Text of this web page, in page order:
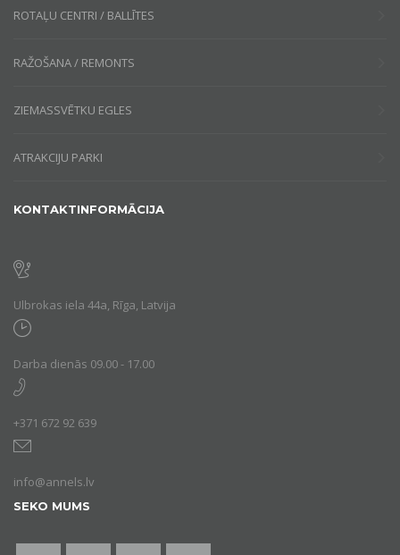
ROTAĻU CENTRI / BALLĪTES
RAŽOŠANA / REMONTS
ZIEMASSVĒTKU EGLES
ATRAKCIJU PARKI
KONTAKTINFORMĀCIJA
Ulbrokas iela 44a, Rīga, Latvija
Darba dienās 09.00 - 17.00
+371 672 92 639
info@annels.lv
SEKO MUMS